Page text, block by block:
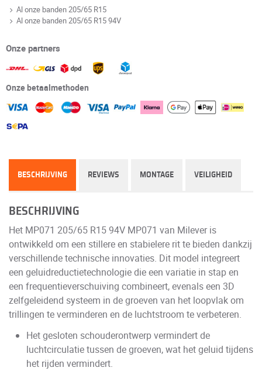
Al onze banden 205/65 R15
Al onze banden 205/65 R15 94V
Onze partners
Onze betaalmethoden
BESCHRIJVING REVIEWS MONTAGE VEILIGHEID
BESCHRIJVING
Het MP071 205/65 R15 94V MP071 van Milever is
ontwikkeld om een stillere en stabielere rit te bieden dankzij
verschillende technische innovaties. Dit model integreert
een geluidreductietechnologie die een variatie in stap en
een frequentieverschuiving combineert, evenals een 3D
zelfgeleidend systeem in de groeven van het loopvlak om
trillingen te verminderen en de luchtstroom te verbeteren.
Het gesloten schouderontwerp vermindert de
luchtcirculatie tussen de groeven, wat het geluid tijdens
het rijden vermindert.